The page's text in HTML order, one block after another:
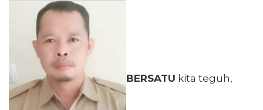
BERSATU kita teguh,